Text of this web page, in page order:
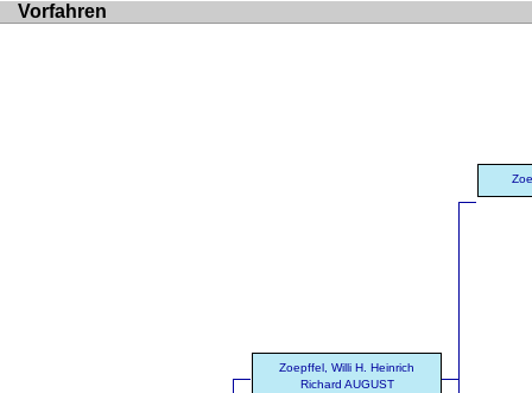
Vorfahren
Zoepffel, Willi H. Heinrich
Richard AUGUST